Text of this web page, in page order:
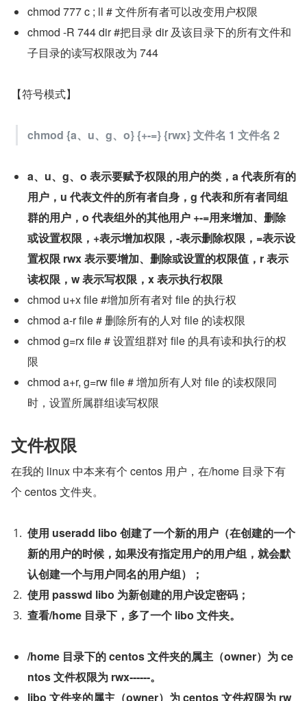
chmod 777 c ; ll # 文件所有者可以改变用户权限
chmod -R 744 dir #把目录 dir 及该目录下的所有文件和
子目录的读写权限改为 744
【符号模式】
chmod {a、u、g、o} {+-=} {rwx} 文件名 1 文件名 2
a、u、g、o 表示要赋予权限的用户的类，a 代表所有的
用户，u 代表文件的所有者自身，g 代表和所有者同组
群的用户，o 代表组外的其他用户 +-=用来增加、删除
或设置权限，+表示增加权限，-表示删除权限，=表示设
置权限 rwx 表示要增加、删除或设置的权限值，r 表示
读权限，w 表示写权限，x 表示执行权限
chmod u+x file #增加所有者对 file 的执行权
chmod a-r file # 删除所有的人对 file 的读权限
chmod g=rx file # 设置组群对 file 的具有读和执行的权
限
chmod a+r, g=rw file # 增加所有人对 file 的读权限同
时，设置所属群组读写权限
文件权限
在我的 linux 中本来有个 centos 用户，在/home 目录下有
个 centos 文件夹。
使用 useradd libo 创建了一个新的用户（在创建的一个
新的用户的时候，如果没有指定用户的用户组，就会默
认创建一个与用户同名的用户组）；
使用 passwd libo 为新创建的用户设定密码；
查看/home 目录下，多了一个 libo 文件夹。
/home 目录下的 centos 文件夹的属主（owner）为 ce
ntos 文件权限为 rwx------。
libo 文件夹的属主（owner）为 centos 文件权限为 rw